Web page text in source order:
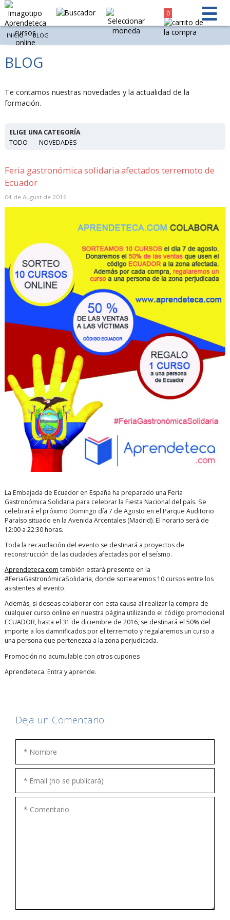
0
INICIO BLOG
BLOG
Te contamos nuestras novedades y la actualidad de la
formación.
ELIGE UNA CATEGORÍA
TODO
NOVEDADES
Feria gastronómica solidaria afectados terremoto de
Ecuador
04 de August de 2016
La Embajada de Ecuador en España ha preparado una Feria
Gastronómica Solidaria para celebrar la Fiesta Nacional del país. Se
celebrará el próximo Domingo día 7 de Agosto en el Parque Auditorio
Paraíso situado en la Avenida Arcentales (Madrid). El horario será de
12:00 a 22:30 horas.
Toda la recaudación del evento se destinará a proyectos de
reconstrucción de las ciudades afectadas por el seísmo.
Aprendeteca.com también estará presente en la
#FeriaGastronómicaSolidaria, donde sortearemos 10 cursos entre los
asistentes al evento.
Además, si deseas colaborar con esta causa al realizar la compra de
cualquier curso online en nuestra página utilizando el código promocional
ECUADOR, hasta el 31 de diciembre de 2016, se destinará el 50% del
importe a los damnificados por el terremoto y regalaremos un curso a
una persona que pertenezca a la zona perjudicada.
Promoción no acumulable con otros cupones
Aprendeteca. Entra y aprende.
Deja un Comentario